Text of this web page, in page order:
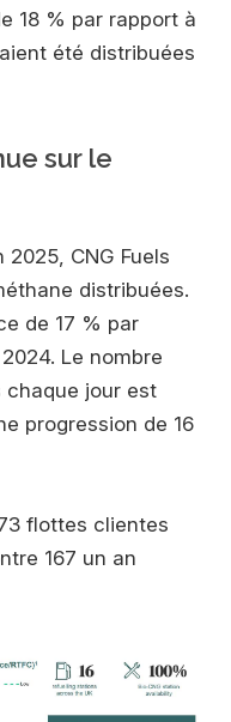
18 % par rapport à
été distribuées
sur le
CNG Fuels
distribuées.
de 17 % par
Le nombre
chaque jour est
progression de 16
flottes clientes
167 un an